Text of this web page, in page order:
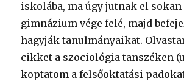
iskolába, ma úgy jutnak el sokan
gimnázium vége felé, majd
hagyják tanulmányaikat.
cikket a szociológia tanszéken
koptatom a felsőoktatási